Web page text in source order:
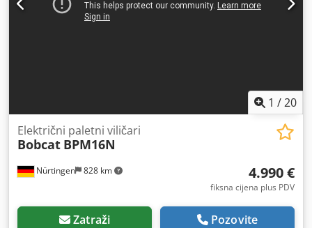
1 /20
Nürtingen 828 km
Električni paletni viličari
Bobcat BPM16N
4.990 €
fiksna cijena plus PDV
Zatraži Pozovite